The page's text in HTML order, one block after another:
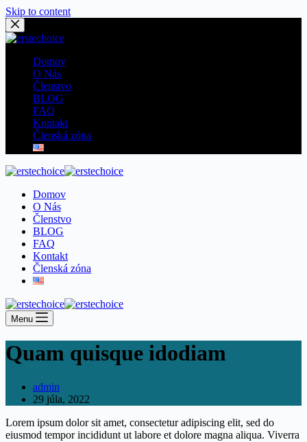
Skip to content
Domov
O Nás
Členstvo
BLOG
FAQ
Kontakt
Členská zóna
Domov
O Nás
Členstvo
BLOG
FAQ
Kontakt
Členská zóna
Menu
Quam quisque idodiam
admin
29 júla, 2022
Lorem ipsum dolor sit amet, consectetur adipiscing elit, sed do
eiusmod tempor incididunt ut labore et dolore magna aliqua. Viverra